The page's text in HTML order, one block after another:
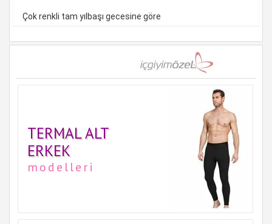
Çok renkli tam yılbaşı gecesine göre
TERMAL ALT
ERKEK
modelleri